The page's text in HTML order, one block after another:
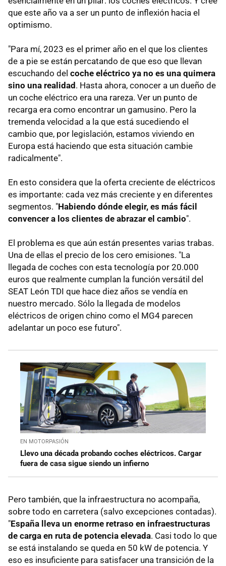
que este año va a ser un punto de inflexión hacia el
optimismo.
"Para mí, 2023 es el primer año en el que los clientes
de a pie se están percatando de que eso que llevan
escuchando del coche eléctrico ya no es una quimera
sino una realidad. Hasta ahora, conocer a un dueño de
un coche eléctrico era una rareza. Ver un punto de
recarga era como encontrar un gamusino. Pero la
tremenda velocidad a la que está sucediendo el
cambio que, por legislación, estamos viviendo en
Europa está haciendo que esta situación cambie
radicalmente".
En esto considera que la oferta creciente de eléctricos
es importante: cada vez más creciente y en diferentes
segmentos. "Habiendo dónde elegir, es más fácil
convencer a los clientes de abrazar el cambio".
El problema es que aún están presentes varias trabas.
Una de ellas el precio de los cero emisiones. "La
llegada de coches con esta tecnología por 20.000
euros que realmente cumplan la función versátil del
SEAT León TDI que hace diez años se vendía en
nuestro mercado. Sólo la llegada de modelos
eléctricos de origen chino como el MG4 parecen
adelantar un poco ese futuro".
EN MOTORPASIÓN
Llevo una década probando coches eléctricos. Cargar
fuera de casa sigue siendo un infierno
Pero también, que la infraestructura no acompaña,
sobre todo en carretera (salvo excepciones contadas).
"España lleva un enorme retraso en infraestructuras
de carga en ruta de potencia elevada. Casi todo lo que
se está instalando se queda en 50 kW de potencia. Y
eso es insuficiente para satisfacer una transición de la